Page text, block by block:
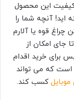
این محصول
اید! آنچه شما را
چراغ قوه یا آلارم
جای امکان از
برای خرید اقدام
است که می تواند
موبایل کسب کند.